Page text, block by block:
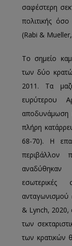
σαφέστερη
πολιτικής
(Rabi &
Το σημείο
των δύο
2011. Τα
ευρύτερου
αποδυνάμωση
πλήρη
68-70). Η
περιβάλλον
αναδύθηκαν
& Lynch, 2020,
των
των κρατικών